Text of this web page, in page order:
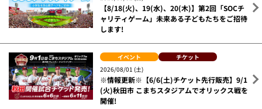
【8/18(火)、19(水)、20(木)】第2回「SOCチ
ャリティゲーム」未来ある子どもたちをご招待
します!
イベント
チケット
2026/08/01 (土)
※情報更新※【6/6(土)チケット先行販売】9/1
(火)秋田市 こまちスタジアムでオリックス戦を
開催!